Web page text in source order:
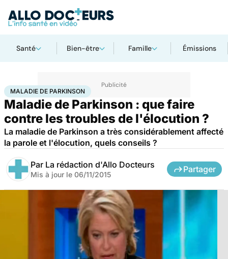
Santé Bien-être Famille Émissions
AccueilSantéMaladie de Parkinson
MALADIE DE PARKINSON
Maladie de Parkinson : que faire
contre les troubles de l'élocution ?
La maladie de Parkinson a très considérablement affecté
la parole et l'élocution, quels conseils ?
Par La rédaction d'Allo Docteurs
Mis à jour le 06/11/2015
Partager